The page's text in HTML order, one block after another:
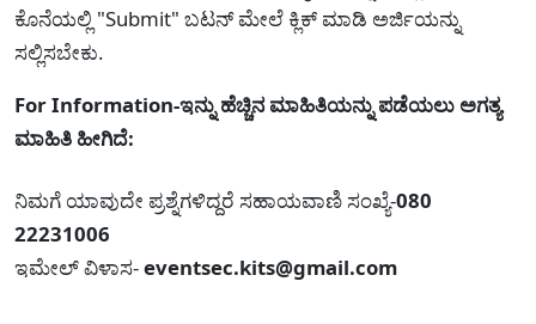
ಕೊನೆಯಲ್ಲಿ "Submit" ಬಟನ್ ಮೇಲೆ ಕ್ಲಿಕ್ ಮಾಡಿ ಅರ್ಜಿಯನ್ನು
ಸಲ್ಲಿಸಬೇಕು.
For Information-ಇನ್ನು ಹೆಚ್ಚಿನ ಮಾಹಿತಿಯನ್ನು ಪಡೆಯಲು ಅಗತ್ಯ
ಮಾಹಿತಿ ಹೀಗಿದೆ:
ನಿಮಗೆ ಯಾವುದೇ ಪ್ರಶ್ನೆಗಳಿದ್ದರೆ ಸಹಾಯವಾಣಿ ಸಂಖ್ಯೆ-080
22231006
ಇಮೇಲ್ ವಿಳಾಸ-eventsec.kits@gmail.com